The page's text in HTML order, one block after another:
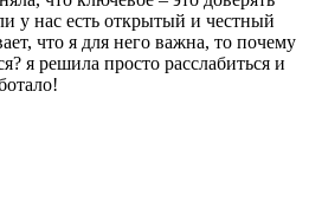
у нас есть открытый и честный
что я для него важна, то почему
я решила просто расслабиться и